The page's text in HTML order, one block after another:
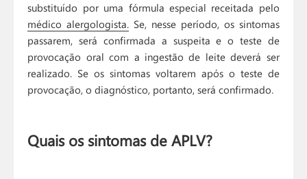
substituído por uma fórmula especial receitada pelo
médico alergologista. Se, nesse período, os sintomas
passarem, será confirmada a suspeita e o teste de
provocação oral com a ingestão de leite deverá ser
realizado. Se os sintomas voltarem após o teste de
provocação, o diagnóstico, portanto, será confirmado.
Quais os sintomas de APLV?